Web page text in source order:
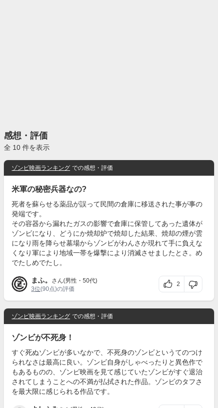
感想・評価
全 10 件を表示
ゾンビ映画ランキング での感想・評価
米軍の秘密兵器なの?
死者を蘇らせる薬品が誤って民間の倉庫に移送された事が事の
発端です。
その容器から漏れたガスの影響で倉庫に保管してあった遺体が
ゾンビになり、どうにか焼却炉で焼却した結果、焼却の煙が雲
になり雨を降らせ墓場からゾンビがわんさか現れて手に負えな
くなり軍により地域一帯を爆撃により消滅させましたとさ。め
でたしめでたし。
まふ。
さん(男性・50代)
3位(90点)の評価
2
ゾンビ映画ランキング での感想・評価
ゾンビが不死身！
すぐ死ぬゾンビが多いなかで、不死身のゾンビというてのつけ
られなさは最高に良い。ゾンビ自身がしゃべったりと異色作で
もあるものの、ゾンビ映画を見て感じていたゾンビがすぐ退治
されてしまうことへの不満が払拭された作品。ゾンビのタフさ
を最大限に感じられる作品です。